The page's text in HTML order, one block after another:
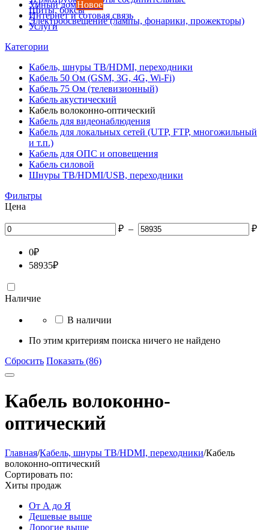
Щиты, боксы
Электроосвещение (лампы, фонарики, прожекторы)
Умный домНовое
Интернет и сотовая связь
Услуги
Категории
Кабель, шнуры ТВ/HDMI, переходники
Кабель 50 Ом (GSM, 3G, 4G, Wi-Fi)
Кабель 75 Ом (телевизионный)
Кабель акустический
Кабель волоконно-оптический
Кабель для видеонаблюдения
Кабель для локальных сетей (UTP, FTP, многожильный
и т.п.)
Кабель для ОПС и оповещения
Кабель силовой
Шнуры ТВ/HDMI/USB, переходники
Фильтры
Цена
₽ – ₽
0₽
58935₽
Наличие
В наличии
По этим критериям поиска ничего не найдено
Сбросить Показать (86)
Кабель волоконно-
оптический
Главная/Кабель, шнуры ТВ/HDMI, переходники/Кабель
волоконно-оптический
Сортировать по:
Хиты продаж
От А до Я
Дешевые выше
Дорогие выше